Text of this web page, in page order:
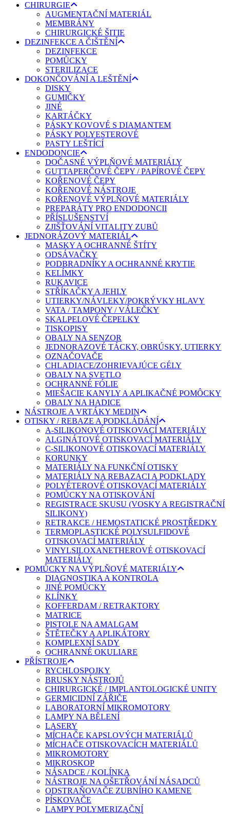
CHIRURGIE
AUGMENTAČNÍ MATERIÁL
MEMBRÁNY
CHIRURGICKÉ ŠITIE
DEZINFEKCE A ČIŠTĚNÍ
DEZINFEKCE
POMŮCKY
STERILIZACE
DOKONČOVÁNÍ A LEŠTĚNÍ
DISKY
GUMIČKY
JINÉ
KARTÁČKY
PÁSKY KOVOVÉ S DIAMANTEM
PÁSKY POLYESTEROVÉ
PASTY LEŠTÍCÍ
ENDODONCIE
DOČASNÉ VÝPLŇOVÉ MATERIÁLY
GUTTAPERČOVÉ ČEPY / PAPÍROVÉ ČEPY
KOŘENOVÉ ČEPY
KOŘENOVÉ NÁSTROJE
KOŘENOVÉ VÝPLŇOVÉ MATERIÁLY
PREPARÁTY PRO ENDODONCII
PŘÍSLUŠENSTVÍ
ZJIŠŤOVÁNÍ VITALITY ZUBŮ
JEDNORÁZOVÝ MATERIÁL
MASKY A OCHRANNÉ ŠTÍTY
ODSÁVAČKY
PODBRADNÍKY A OCHRANNÉ KRYTIE
KELÍMKY
RUKAVICE
STŘÍKAČKY A JEHLY
UTIERKY/NÁVLEKY/POKRÝVKY HLAVY
VATA / TAMPONY / VÁLEČKY
SKALPELOVÉ ČEPELKY
TISKOPISY
OBALY NA SENZOR
JEDNORAZOVÉ TÁCKY, OBRÚSKY, UTIERKY
OZNAČOVAČE
CHLADIACE/ZOHRIEVAJÚCE GÉLY
OBALY NA SVETLO
OCHRANNÉ FÓLIE
MIEŠACIE KANYLY A APLIKAČNÉ POMÔCKY
OBALY NA HADICE
NÁSTROJE A VRTÁKY MEDIN
OTISKY / REBAZE A PODKLÁDÁNÍ
A-SILIKONOVÉ OTISKOVACÍ MATERIÁLY
ALGINÁTOVÉ OTISKOVACÍ MATERIÁLY
C-SILIKONOVÉ OTISKOVACÍ MATERIÁLY
KORUNKY
MATERIÁLY NA FUNKČNÍ OTISKY
MATERIÁLY NA REBAZACI A PODKLADY
POLYÉTEROVÉ OTISKOVACÍ MATERIÁLY
POMŮCKY NA OTISKOVÁNÍ
REGISTRACE SKUSU (VOSKY A REGISTRAČNÍ
SILIKONY)
RETRAKCE / HEMOSTATICKÉ PROSTŘEDKY
TERMOPLASTICKÉ POLYSULFIDOVÉ
OTISKOVACÍ MATERIÁLY
VINYLSILOXANETHEROVÉ OTISKOVACÍ
MATERIÁLY
POMŮCKY NA VÝPLŇOVÉ MATERIÁLY
DIAGNOSTIKA A KONTROLA
JINÉ POMŮCKY
KLÍNKY
KOFFERDAM / RETRAKTORY
MATRICE
PISTOLE NA AMALGAM
ŠTĚTEČKY A APLIKÁTORY
KOMPLEXNÍ SADY
OCHRANNÉ OKULIARE
PŘÍSTROJE
RYCHLOSPOJKY
BRUSKY NÁSTROJŮ
CHIRURGICKÉ / IMPLANTOLOGICKÉ UNITY
GERMICIDNÍ ZÁŘIČE
LABORATORNÍ MIKROMOTORY
LAMPY NA BĚLENÍ
LASERY
MÍCHAČE KAPSLOVÝCH MATERIÁLŮ
MÍCHAČE OTISKOVACÍCH MATERIÁLŮ
MIKROMOTORY
MIKROSKOP
NÁSADCE / KOLÍNKA
NÁSTROJE NA OŠETŘOVÁNÍ NÁSADCŮ
ODSTRAŇOVAČE ZUBNÍHO KAMENE
PÍSKOVAČE
LAMPY POLYMERIZAČNÍ